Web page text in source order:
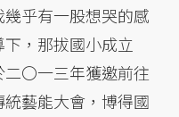
乎有一股想哭的感
，那拔國小成立
二〇一三年獲邀前往
藝能大會，博得國